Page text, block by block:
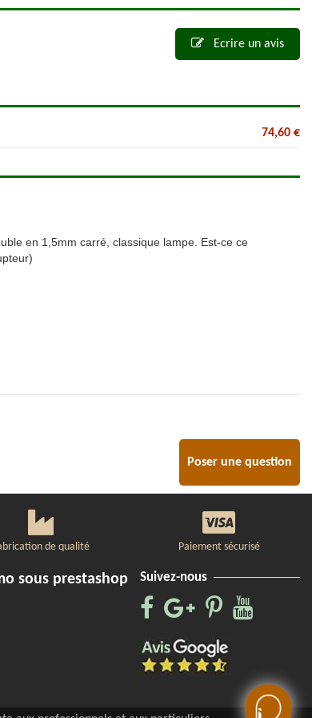
Ecrire un avis
74,60 €
en 1,5mm carré, classique lampe. Est-ce ce
Poser une question
de qualité Paiement sécurisé
sous prestashop Suivez-nous